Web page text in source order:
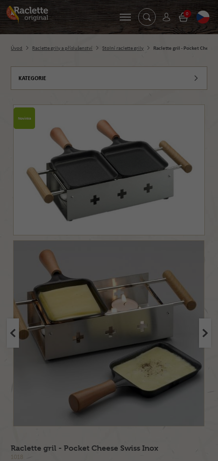
0
Úvod Raclette grily a příslušenství Stolní raclette grily Raclette gril - Pocket Cheese
KATEGORIE
Novinka
Raclette gril - Pocket Cheese Swiss Inox
1018